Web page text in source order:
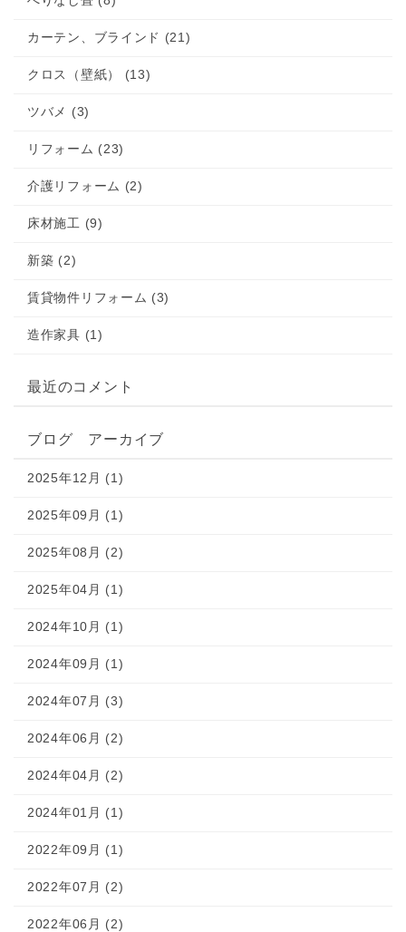
カーテン、ブラインド (21)
クロス（壁紙） (13)
ツバメ (3)
リフォーム (23)
介護リフォーム (2)
床材施工 (9)
新築 (2)
賃貸物件リフォーム (3)
造作家具 (1)
最近のコメント
ブログ アーカイブ
2025年12月 (1)
2025年09月 (1)
2025年08月 (2)
2025年04月 (1)
2024年10月 (1)
2024年09月 (1)
2024年07月 (3)
2024年06月 (2)
2024年04月 (2)
2024年01月 (1)
2022年09月 (1)
2022年07月 (2)
2022年06月 (2)